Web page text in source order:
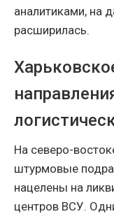
аналитиками, на
расширилась.
На северо-
штурмовые
нацелены на
центров ВСУ.